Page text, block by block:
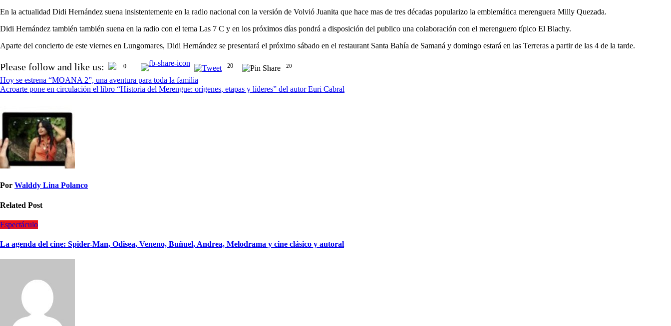
En la actualidad Didi Hernández suena insistentemente en la radio nacional con la versión de Volvió Juanita que hace mas de tres décadas popularizo la emblemática merenguera Milly Quezada.
Didi Hernández también también suena en la radio con el tema Las 7 C y en los próximos días pondrá a disposición del publico una colaboración con el merenguero típico El Blachy.
Aparte del concierto de este viernes en Lungomares, Didi Hernández se presentará el próximo sábado en el restaurant Santa Bahía de Samaná y domingo estará en las Terreras a partir de las 4 de la tarde.
Please follow and like us: 0 20 20
Navegación
de
entradas
Hoy se estrena “MOANA 2”, una aventura para toda la familia
Acroarte pone en circulación el libro “Historia del Merengue: orígenes, etapas y líderes” del autor Euri Cabral
Por Walddy Lina Polanco
Related Post
Espectáculo
La agenda del cine: Spider-Man, Odisea, Veneno, Buñuel, Andrea, Melodrama y cine clásico y autoral